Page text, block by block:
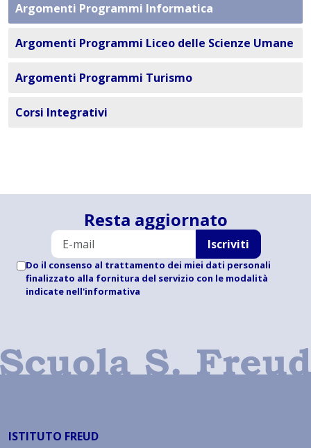
Argomenti Programmi Informatica
Argomenti Programmi Liceo delle Scienze Umane
Argomenti Programmi Turismo
Corsi Integrativi
Resta aggiornato
Iscriviti
Do il consenso al trattamento dei miei dati personali
finalizzato alla fornitura del servizio con le modalità
indicate nell'informativa
ISTITUTO FREUD